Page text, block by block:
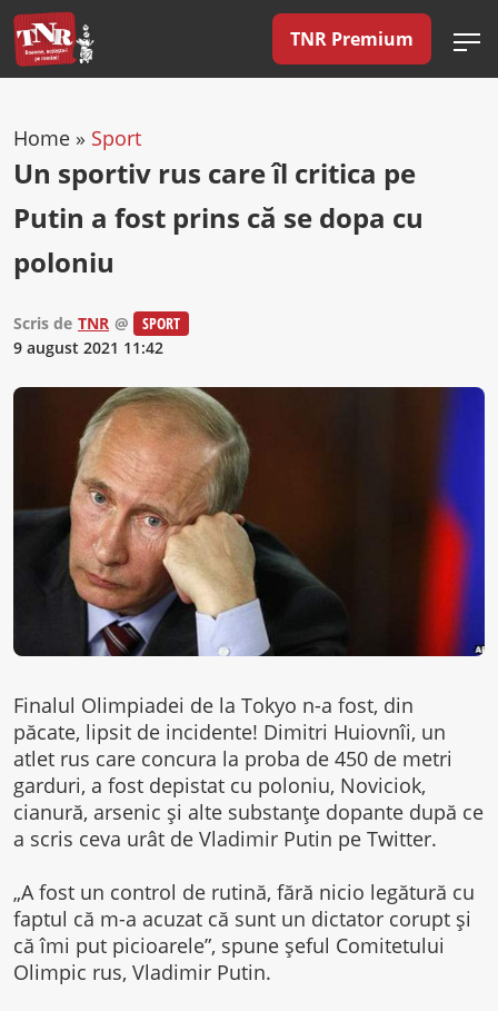
TNR Premium
Home » Sport
Un sportiv rus care îl critica pe
Putin a fost prins că se dopa cu
poloniu
Scris de TNR @
SPORT
9 august 2021 11:42
Finalul Olimpiadei de la Tokyo n-a fost, din
păcate, lipsit de incidente! Dimitri Huiovnîi, un
atlet rus care concura la proba de 450 de metri
garduri, a fost depistat cu poloniu, Noviciok,
cianură, arsenic şi alte substanţe dopante după ce
a scris ceva urât de Vladimir Putin pe Twitter.
„A fost un control de rutină, fără nicio legătură cu
faptul că m-a acuzat că sunt un dictator corupt şi
că îmi put picioarele”, spune şeful Comitetului
Olimpic rus, Vladimir Putin.